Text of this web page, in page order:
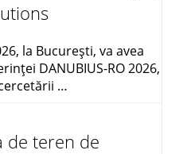
la București, va avea
DANUBIUS-RO 2026,
…
de teren de